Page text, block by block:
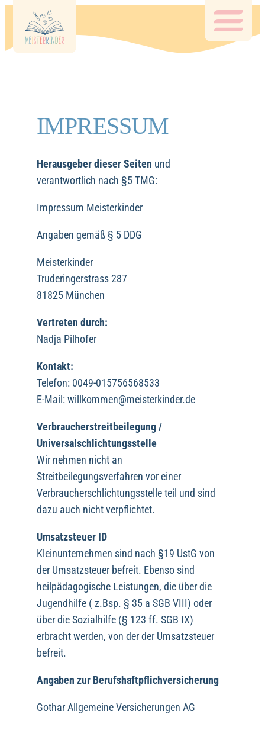
Inhalt
springen
IMPRESSUM
Herausgeber dieser Seiten und
verantwortlich nach §5 TMG:
Impressum Meisterkinder
Angaben gemäß § 5 DDG
Meisterkinder
Truderingerstrass 287
81825 München
Vertreten durch:
Nadja Pilhofer
Kontakt:
Telefon: 0049-015756568533
E-Mail: willkommen@meisterkinder.de
Verbraucherstreitbeilegung /
Universalschlichtungsstelle
Wir nehmen nicht an
Streitbeilegungsverfahren vor einer
Verbraucherschlichtungsstelle teil und sind
dazu auch nicht verpflichtet.
Umsatzsteuer ID
Kleinunternehmen sind nach §19 UstG von
der Umsatzsteuer befreit. Ebenso sind
heilpädagogische Leistungen, die über die
Jugendhilfe ( z.Bsp. § 35 a SGB VIII) oder
über die Sozialhilfe (§ 123 ff. SGB IX)
erbracht werden, von der der Umsatzsteuer
befreit.
Angaben zur Berufshaftpflichversicherung
Gothar Allgemeine Versicherungen AG